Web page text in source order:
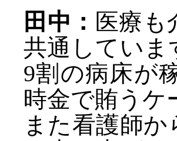
田中： 医療も
共通していま
9割の病床が
時金で賄うケ
また看護師